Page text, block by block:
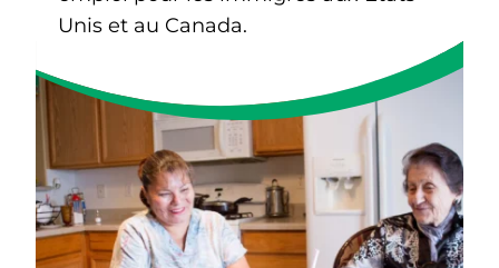
Unis et au Canada.